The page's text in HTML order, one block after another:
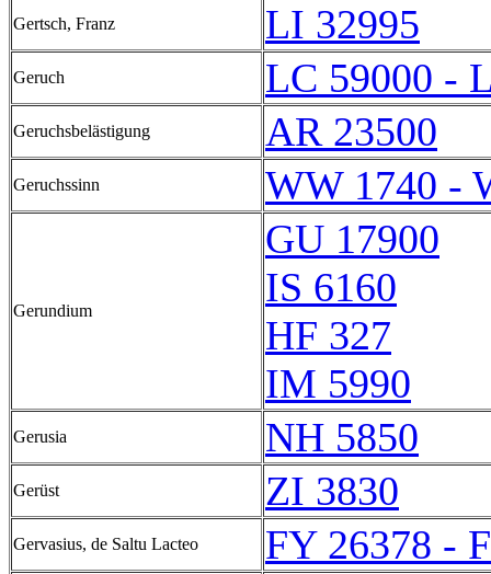
Gertsch, Franz LI 32995
Geruch LC 59000 -
Geruchsbelästigung AR 23500
Geruchssinn WW 1740 -
Gerundium
GU 17900
IS 6160
HF 327
IM 5990
Gerusia NH 5850
Gerüst ZI 3830
Gervasius, de Saltu Lacteo FY 26378 -